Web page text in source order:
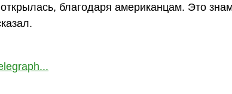
благодаря американцам. Это